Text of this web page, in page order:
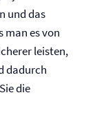
und das
man es von
leisten,
dadurch
die